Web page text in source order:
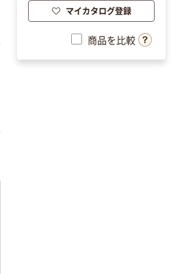
マイカタログ登録
商品を比較